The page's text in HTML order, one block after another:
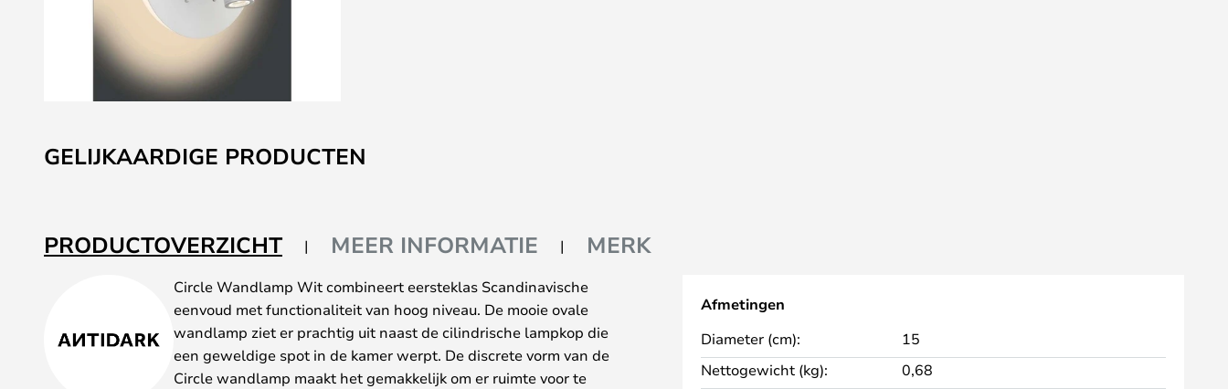
naar
het
de
afbeeldingen-
GELIJKAARDIGE PRODUCTEN
PRODUCTOVERZICHT MEER INFORMATIE MERK
Circle Wandlamp Wit combineert eersteklas Scandinavische
eenvoud met functionaliteit van hoog niveau. De mooie ovale
wandlamp ziet er prachtig uit naast de cilindrische lampkop die
een geweldige spot in de kamer werpt. De discrete vorm van de
Circle wandlamp maakt het gemakkelijk om er ruimte voor te
Afmetingen
Diameter (cm):
15
Nettogewicht (kg):
0,68